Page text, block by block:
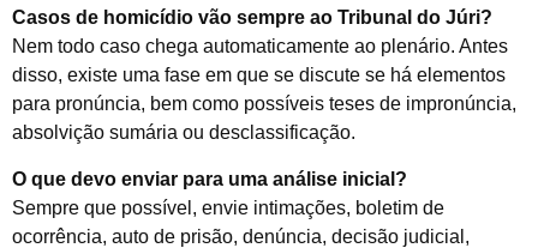
Casos de homicídio vão sempre ao Tribunal do Júri?
Nem todo caso chega automaticamente ao plenário. Antes
disso, existe uma fase em que se discute se há elementos
para pronúncia, bem como possíveis teses de impronúncia,
absolvição sumária ou desclassificação.
O que devo enviar para uma análise inicial?
Sempre que possível, envie intimações, boletim de
ocorrência, auto de prisão, denúncia, decisão judicial,